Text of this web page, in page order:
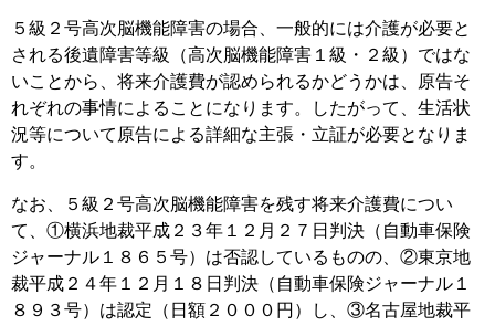
５級２号高次脳機能障害の場合、一般的には介護が必要と
される後遺障害等級（高次脳機能障害１級・２級）ではな
いことから、将来介護費が認められるかどうかは、原告そ
れぞれの事情によることになります。したがって、生活状
況等について原告による詳細な主張・立証が必要となりま
す。
なお、５級２号高次脳機能障害を残す将来介護費につい
て、①横浜地裁平成２３年１２月２７日判決（自動車保険
ジャーナル１８６５号）は否認しているものの、②東京地
裁平成２４年１２月１８日判決（自動車保険ジャーナル１
８９３号）は認定（日額２０００円）し、③名古屋地裁平